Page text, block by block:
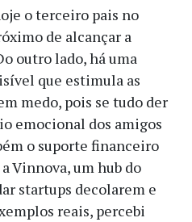
o terceiro pais no
de alcançar a
outro lado, há uma
que estimula as
medo, pois se tudo der
emocional dos amigos
o suporte financeiro
Vinnova, um hub do
startups decolarem e
reais, percebi